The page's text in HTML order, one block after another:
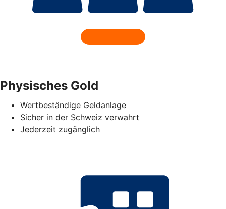
Physisches Gold
Wertbeständige Geldanlage
Sicher in der Schweiz verwahrt
Jederzeit zugänglich